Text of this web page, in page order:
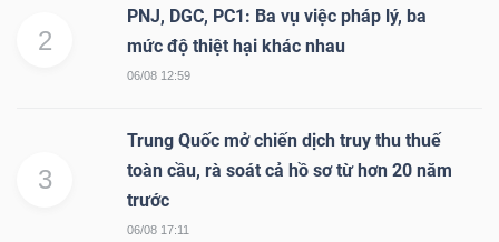
2
PNJ, DGC, PC1: Ba vụ việc pháp lý, ba
mức độ thiệt hại khác nhau
06/08 12:59
3
Trung Quốc mở chiến dịch truy thu thuế
toàn cầu, rà soát cả hồ sơ từ hơn 20 năm
trước
06/08 17:11